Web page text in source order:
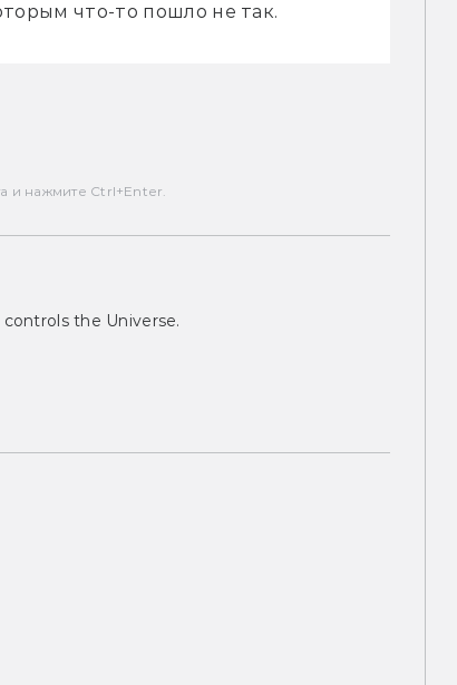
что-то пошло не так.
и нажмите Ctrl+Enter.
the Universe.